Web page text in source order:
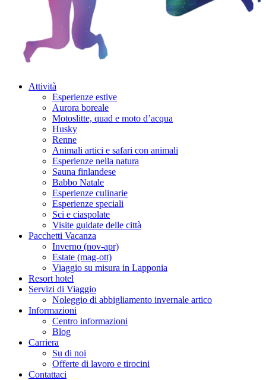
Attività
Esperienze estive
Aurora boreale
Motoslitte, quad e moto d’acqua
Husky
Renne
Animali artici e safari con animali
Esperienze nella natura
Sauna finlandese
Babbo Natale
Esperienze culinarie
Esperienze speciali
Sci e ciaspolate
Visite guidate delle città
Pacchetti Vacanza
Inverno (nov-apr)
Estate (mag-ott)
Viaggio su misura in Lapponia
Resort hotel
Servizi di Viaggio
Noleggio di abbigliamento invernale artico
Informazioni
Centro informazioni
Blog
Carriera
Su di noi
Offerte di lavoro e tirocini
Contattaci